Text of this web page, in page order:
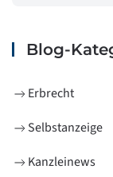
Blog-
Erbrecht
Selbstanzeige
Kanzleinews